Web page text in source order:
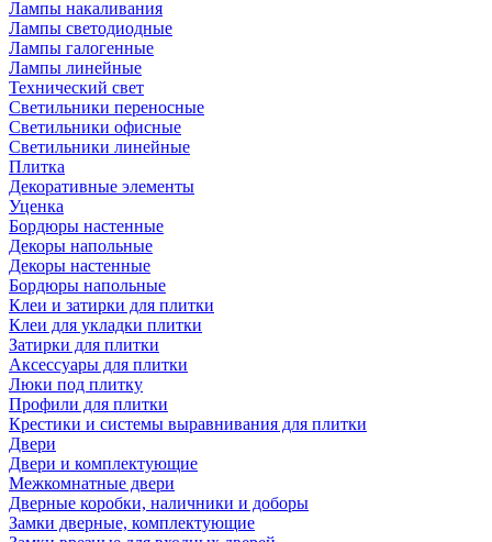
Лампы накаливания
Лампы светодиодные
Лампы галогенные
Лампы линейные
Технический свет
Светильники переносные
Светильники офисные
Светильники линейные
Плитка
Декоративные элементы
Уценка
Бордюры настенные
Декоры напольные
Декоры настенные
Бордюры напольные
Клеи и затирки для плитки
Клеи для укладки плитки
Затирки для плитки
Аксессуары для плитки
Люки под плитку
Профили для плитки
Крестики и системы выравнивания для плитки
Двери
Двери и комплектующие
Межкомнатные двери
Дверные коробки, наличники и доборы
Замки дверные, комплектующие